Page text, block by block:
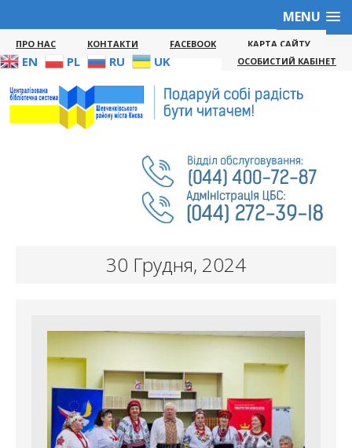
MENU
ПРО НАС КОНТАКТИ FACEBOOK КАРТА САЙТУ
EN PL RU UK ОСОБИСТИЙ КАБІНЕТ
30 Грудня, 2024